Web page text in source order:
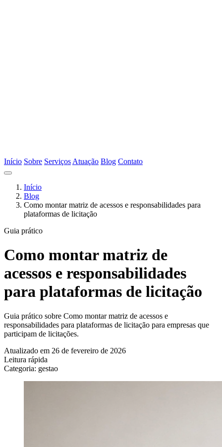
Início Sobre Serviços Atuação Blog Contato
Início
Blog
Como montar matriz de acessos e responsabilidades para
plataformas de licitação
Guia prático
Como montar matriz de
acessos e responsabilidades
para plataformas de licitação
Guia prático sobre Como montar matriz de acessos e
responsabilidades para plataformas de licitação para empresas que
participam de licitações.
Atualizado em 26 de fevereiro de 2026
Leitura rápida
Categoria: gestao